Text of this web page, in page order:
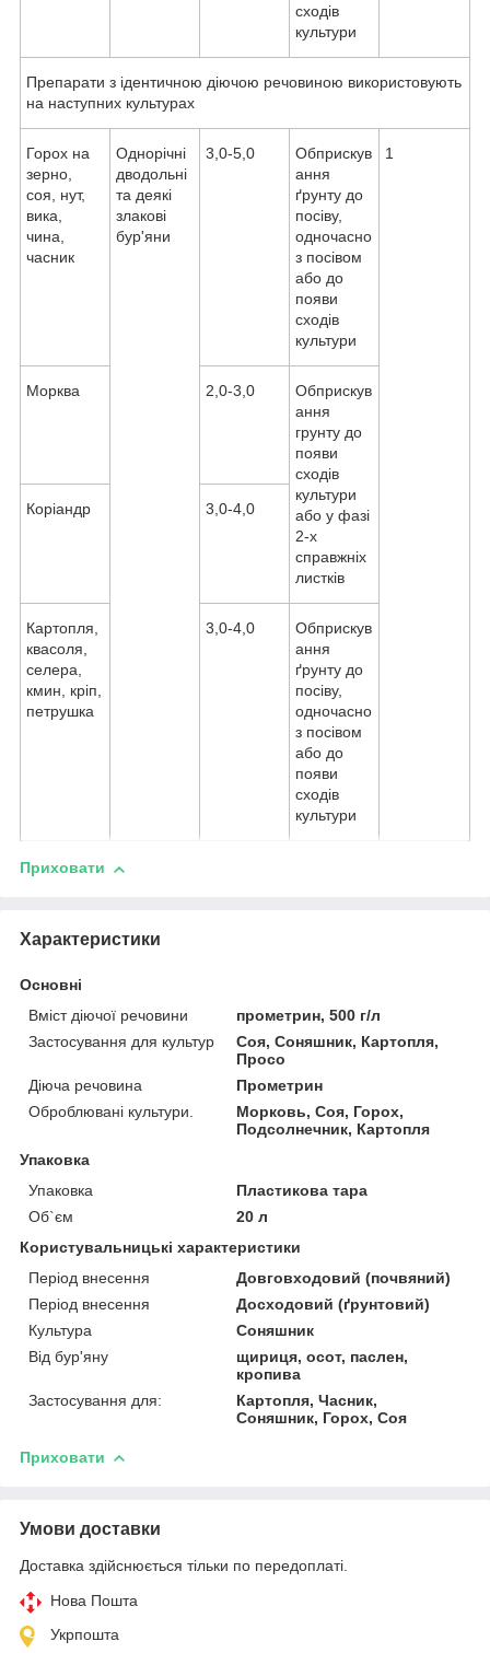
сходів
культури
Препарати з ідентичною діючою речовиною використовують
на наступних культурах
Горох на
зерно,
соя, нут,
вика,
чина,
часник
Однорічні
дводольні
та деякі
злакові
бур'яни
3,0-5,0
Обприскув
ання
ґрунту до
посіву,
одночасно
з посівом
або до
появи
сходів
культури
1
Морква 2,0-3,0
Обприскув
ання
грунту до
появи
сходів
культури
або у фазі
2-х
справжніх
листків
Коріандр 3,0-4,0
Картопля,
квасоля,
селера,
кмин, кріп,
петрушка
3,0-4,0
Обприскув
ання
ґрунту до
посіву,
одночасно
з посівом
або до
появи
сходів
культури
Приховати
Характеристики
Основні
Вміст діючої речовини
прометрин, 500 г/л
Застосування для культур
Соя, Соняшник, Картопля,
Просо
Діюча речовина
Прометрин
Оброблювані культури.
Морковь, Соя, Горох,
Подсолнечник, Картопля
Упаковка
Упаковка
Пластикова тара
Об`єм
20 л
Користувальницькі характеристики
Період внесення
Довговходовий (почвяний)
Період внесення
Досходовий (ґрунтовий)
Культура
Соняшник
Від бур'яну
щириця, осот, паслен,
кропива
Застосування для:
Картопля, Часник,
Соняшник, Горох, Соя
Приховати
Умови доставки
Доставка здійснюється тільки по передоплаті.
Нова Пошта
Укрпошта